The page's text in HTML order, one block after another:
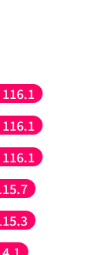
116.1
116.1
116.1